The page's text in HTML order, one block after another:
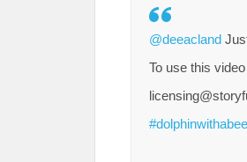
@deeacland
To use this